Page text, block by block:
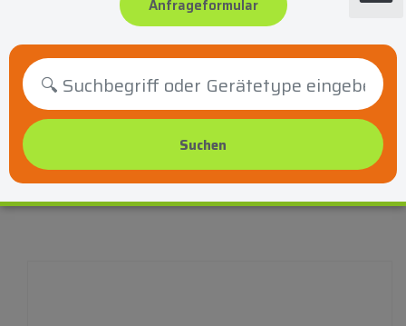
Anfrageformular